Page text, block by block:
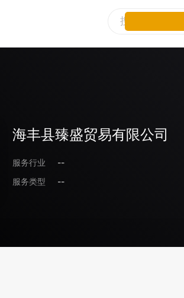
海丰县臻盛贸易有限公司
服务行业
--
服务类型
--